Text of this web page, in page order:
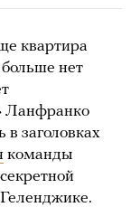
квартира
нет
Ланфранко
заголовках
команды